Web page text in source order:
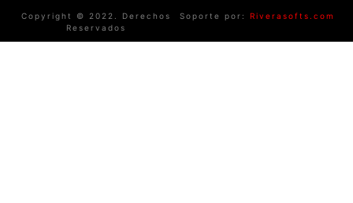
Copyright © 2022. Derechos
Reservados
Soporte por: Riverasofts.com